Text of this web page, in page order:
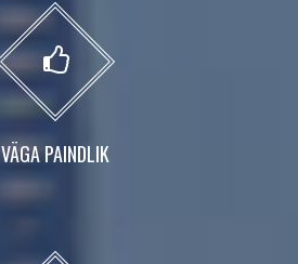
VÄGA PAINDLIK